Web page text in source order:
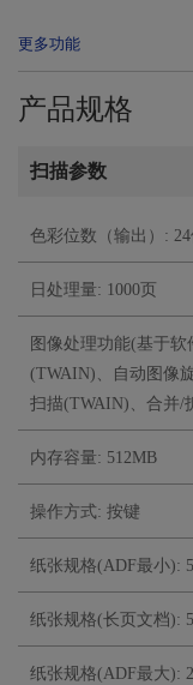
产品规格
扫描参数
色彩位数（输出）: 24
日处理量: 1000页
图像处理功能(基于
(TWAIN)、自动图像
扫描(TWAIN)、合并/
内存容量: 512MB
操作方式: 按键
纸张规格(ADF最小):
纸张规格(长页文档):
纸张规格(ADF最大):